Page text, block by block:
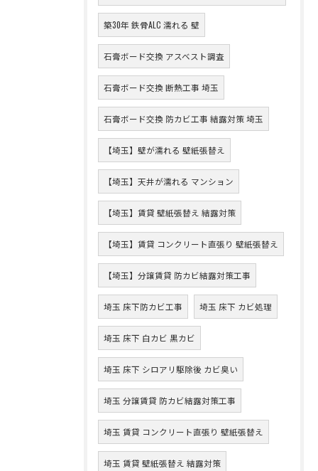
築30年 鉄骨ALC 濡れる 壁
石膏ボード交換 アスベスト調査
石膏ボード交換 断熱工事 埼玉
石膏ボード交換 防カビ工事 結露対策 埼玉
【埼玉】壁が濡れる 壁紙張替え
【埼玉】天井が濡れる マンション
【埼玉】賃貸 壁紙張替え 結露対策
【埼玉】賃貸 コンクリート直張り 壁紙張替え
【埼玉】分譲賃貸 防カビ結露対策工事
埼玉 床下防カビ工事 埼玉 床下 カビ処理
埼玉 床下 白カビ 黒カビ
埼玉 床下 シロアリ駆除後 カビ臭い
埼玉 分譲賃貸 防カビ結露対策工事
埼玉 賃貸 コンクリート直張り 壁紙張替え
埼玉 賃貸 壁紙張替え 結露対策